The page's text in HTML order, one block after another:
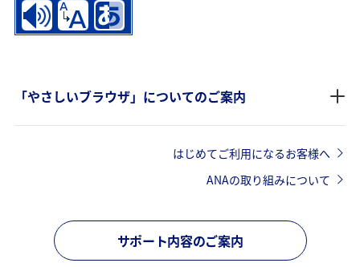
「やさしいブラウザ」についてのご案内
はじめてご利用になるお客様へ
ANAの取り組みについて
サポート内容のご案内